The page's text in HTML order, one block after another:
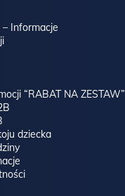
Informacje
“RABAT NA ZESTAW”
dziecka